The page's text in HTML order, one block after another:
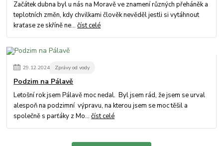
Začátek dubna byl u nás na Moravě ve znamení různých přeháněk a
teplotních změn, kdy chvilkami člověk nevěděl jestli si vytáhnout
kraťase ze skříně ne...číst celé
29.12.2024 Zprávy od vody
Podzim na Pálavě
Letošní rok jsem Pálavě moc nedal. Byl jsem rád, že jsem se urval
alespoň na podzimní výpravu, na kterou jsem se moc těšil a
společně s parťáky z Mo...číst celé